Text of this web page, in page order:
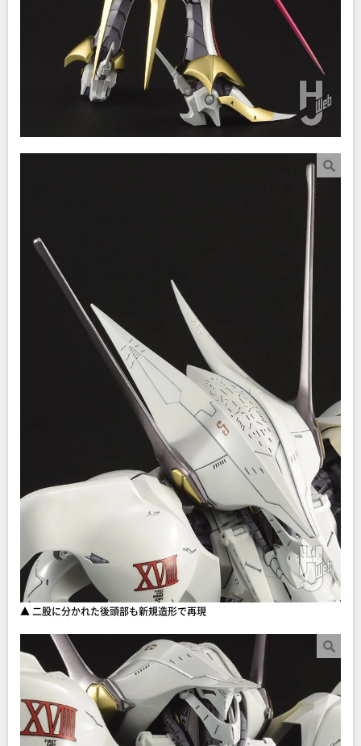
▲ 二股に分かれた後頭部も新規造形で再現